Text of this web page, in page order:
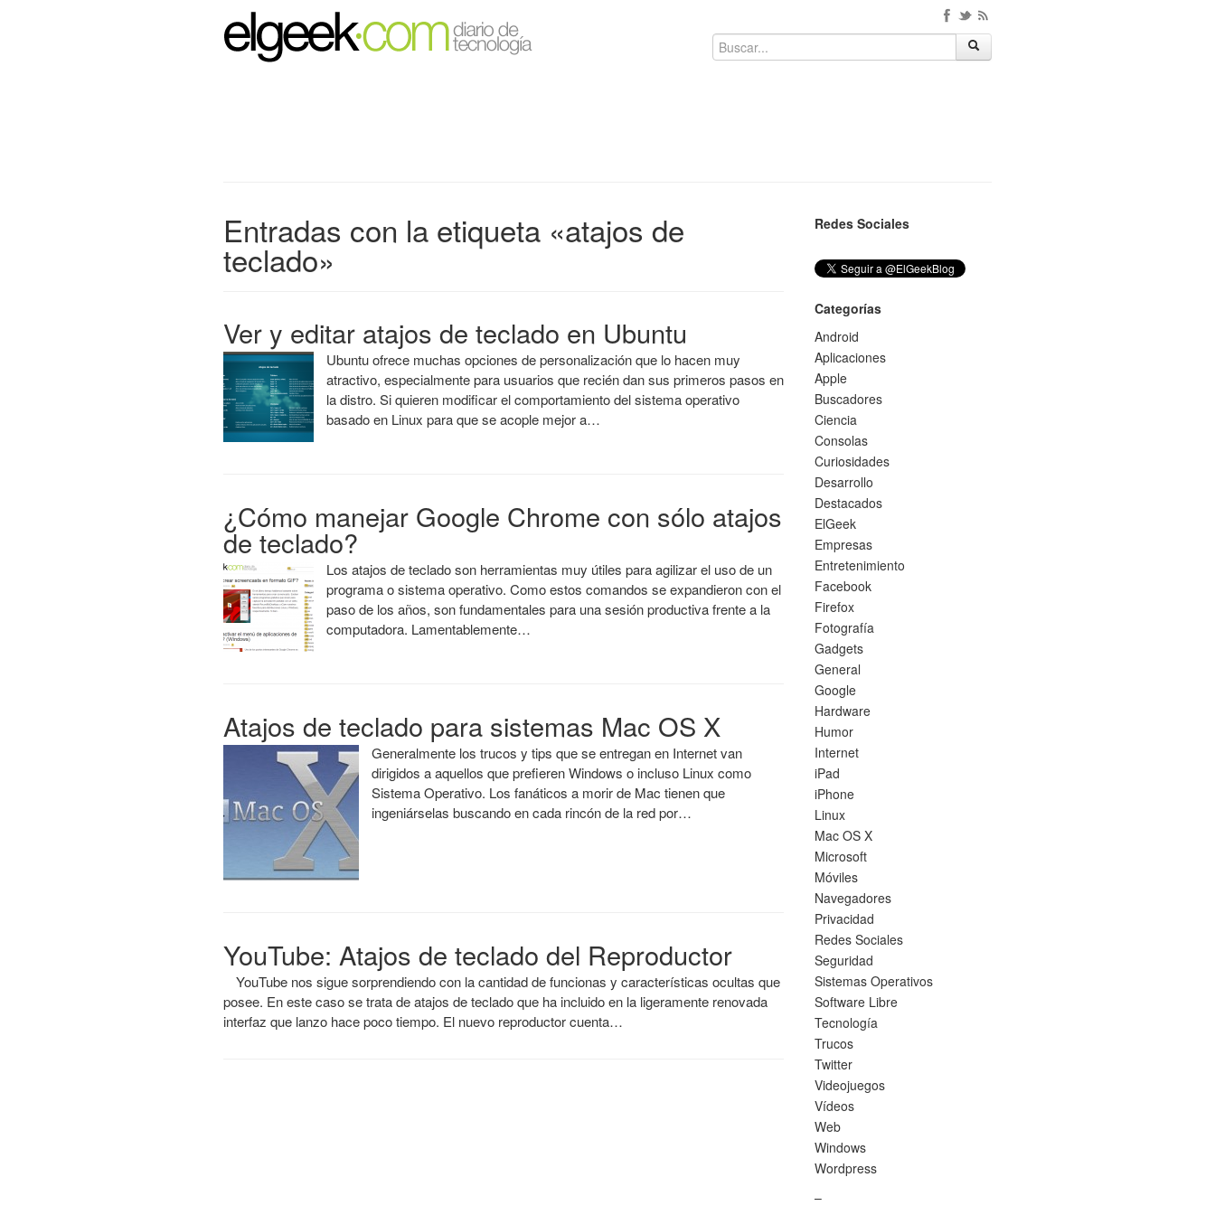
Entradas con la etiqueta «atajos de
teclado»
Ver y editar atajos de teclado en Ubuntu
Ubuntu ofrece muchas opciones de personalización que lo hacen muy
atractivo, especialmente para usuarios que recién dan sus primeros pasos en
la distro. Si quieren modificar el comportamiento del sistema operativo
basado en Linux para que se acople mejor a…
¿Cómo manejar Google Chrome con sólo atajos
de teclado?
Los atajos de teclado son herramientas muy útiles para agilizar el uso de un
programa o sistema operativo. Como estos comandos se expandieron con el
paso de los años, son fundamentales para una sesión productiva frente a la
computadora. Lamentablemente…
Atajos de teclado para sistemas Mac OS X
Generalmente los trucos y tips que se entregan en Internet van
dirigidos a aquellos que prefieren Windows o incluso Linux como
Sistema Operativo. Los fanáticos a morir de Mac tienen que
ingeniárselas buscando en cada rincón de la red por…
YouTube: Atajos de teclado del Reproductor
YouTube nos sigue sorprendiendo con la cantidad de funcionas y características ocultas que
posee. En este caso se trata de atajos de teclado que ha incluido en la ligeramente renovada
interfaz que lanzo hace poco tiempo. El nuevo reproductor cuenta…
Redes Sociales
Categorías
Android
Aplicaciones
Apple
Buscadores
Ciencia
Consolas
Curiosidades
Desarrollo
Destacados
ElGeek
Empresas
Entretenimiento
Facebook
Firefox
Fotografía
Gadgets
General
Google
Hardware
Humor
Internet
iPad
iPhone
Linux
Mac OS X
Microsoft
Móviles
Navegadores
Privacidad
Redes Sociales
Seguridad
Sistemas Operativos
Software Libre
Tecnología
Trucos
Twitter
Videojuegos
Vídeos
Web
Windows
Wordpress
–